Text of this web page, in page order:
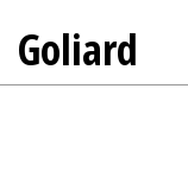
Goliard